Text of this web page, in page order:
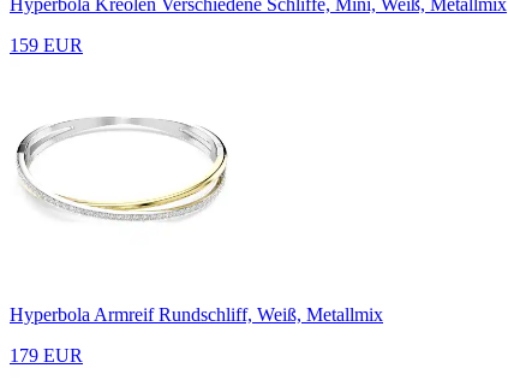
Hyperbola Kreolen Verschiedene Schliffe, Mini, Weiß, Metallmix
159 EUR
Hyperbola Armreif Rundschliff, Weiß, Metallmix
179 EUR